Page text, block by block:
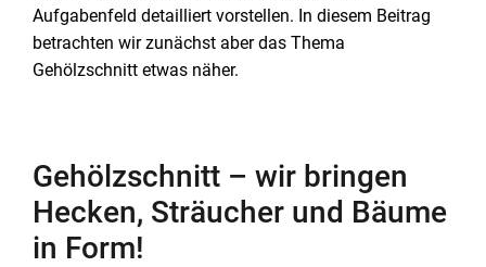
Aufgabenfeld detailliert vorstellen. In diesem Beitrag
betrachten wir zunächst aber das Thema
Gehölzschnitt etwas näher.
Gehölzschnitt – wir bringen
Hecken, Sträucher und Bäume
in Form!